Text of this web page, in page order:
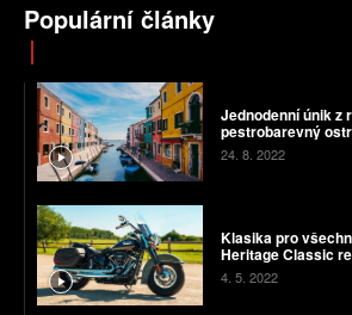
Populární články
Jednodenní únik z
pestrobarevný
24. 8. 2022
Klasika pro
Heritage Classic
4. 5. 2022